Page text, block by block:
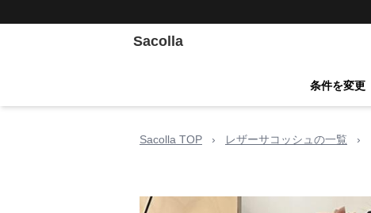
Sacolla
条件を変更
Sacolla TOP › レザーサコッシュの一覧 ›